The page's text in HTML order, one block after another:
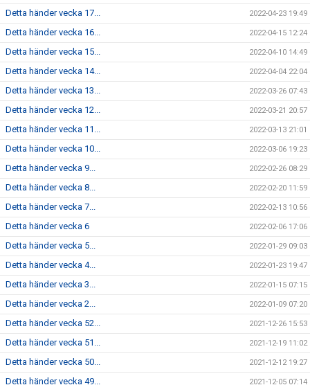
Detta händer vecka 17... 2022-04-23 19:49
Detta händer vecka 16... 2022-04-15 12:24
Detta händer vecka 15... 2022-04-10 14:49
Detta händer vecka 14... 2022-04-04 22:04
Detta händer vecka 13... 2022-03-26 07:43
Detta händer vecka 12... 2022-03-21 20:57
Detta händer vecka 11... 2022-03-13 21:01
Detta händer vecka 10... 2022-03-06 19:23
Detta händer vecka 9... 2022-02-26 08:29
Detta händer vecka 8... 2022-02-20 11:59
Detta händer vecka 7... 2022-02-13 10:56
Detta händer vecka 6 2022-02-06 17:06
Detta händer vecka 5... 2022-01-29 09:03
Detta händer vecka 4... 2022-01-23 19:47
Detta händer vecka 3... 2022-01-15 07:15
Detta händer vecka 2... 2022-01-09 07:20
Detta händer vecka 52... 2021-12-26 15:53
Detta händer vecka 51... 2021-12-19 11:02
Detta händer vecka 50... 2021-12-12 19:27
Detta händer vecka 49... 2021-12-05 07:14